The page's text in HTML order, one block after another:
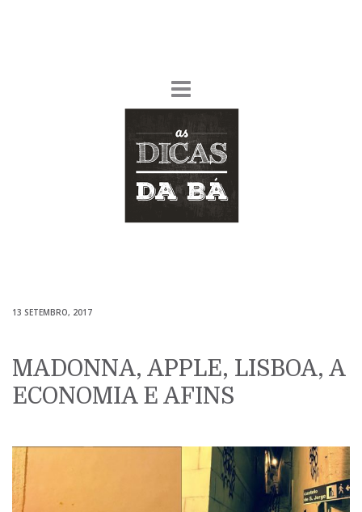
13 SETEMBRO, 2017
MADONNA, APPLE, LISBOA, A
ECONOMIA E AFINS